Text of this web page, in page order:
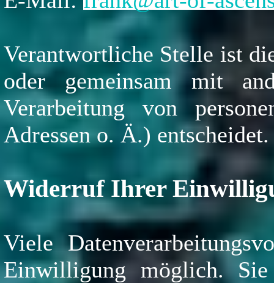
Verantwortliche Stelle ist
oder gemeinsam mit
Verarbeitung von
Adressen o. Ä.) entscheidet.
Widerruf Ihrer
Viele
Einwilligung möglich.